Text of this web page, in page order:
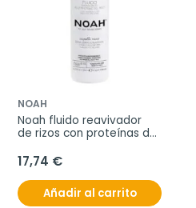
NOAH
Noah fluido reavivador
de rizos con proteínas de
17,74 €
Añadir al carrito